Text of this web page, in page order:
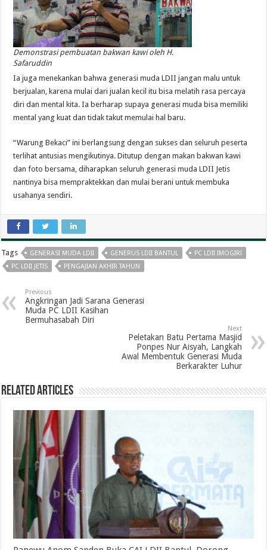
Demonstrasi pembuatan bakwan kawi oleh H.
Safaruddin
Ia juga menekankan bahwa generasi muda LDII jangan malu untuk
berjualan, karena mulai dari jualan kecil itu bisa melatih rasa percaya
diri dan mental kita. Ia berharap supaya generasi muda bisa memiliki
mental yang kuat dan tidak takut memulai hal baru.
“Warung Bekaci” ini berlangsung dengan sukses dan seluruh peserta
terlihat antusias mengikutinya. Ditutup dengan makan bakwan kawi
dan foto bersama, diharapkan seluruh generasi muda LDII Jetis
nantinya bisa mempraktekkan dan mulai berani untuk membuka
usahanya sendiri.
Tags GENERASI MUDA LDII GENERUS LDII BANTUL
PC LDII IMOGIRI
PC LDII JETIS
PENGAJIAN AKHIR TAHUN
Previous
Angkringan Jadi Sarana Generasi
Muda PC LDII Kasihan
Bermuhasabah Diri
Next
Peletakan Batu Pertama Masjid
Ponpes Nur Aisyah, Langkah
Awal Membentuk Generasi Muda
Berkarakter Luhur
Related Articles